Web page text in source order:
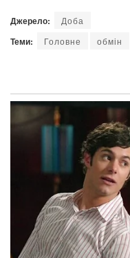
Джерело: Доба
Теми: Головне обмін